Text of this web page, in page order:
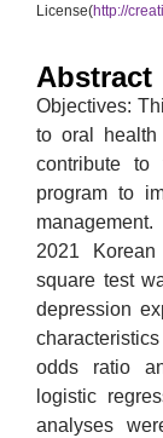
License(http://
Abstract
Objectives:
to oral health
contribute to
program to
2021
square test
depression
odds ratio
logistic
analyses